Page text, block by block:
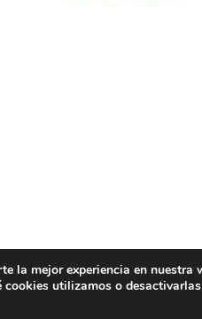
la mejor experiencia en nuestra
cookies utilizamos o